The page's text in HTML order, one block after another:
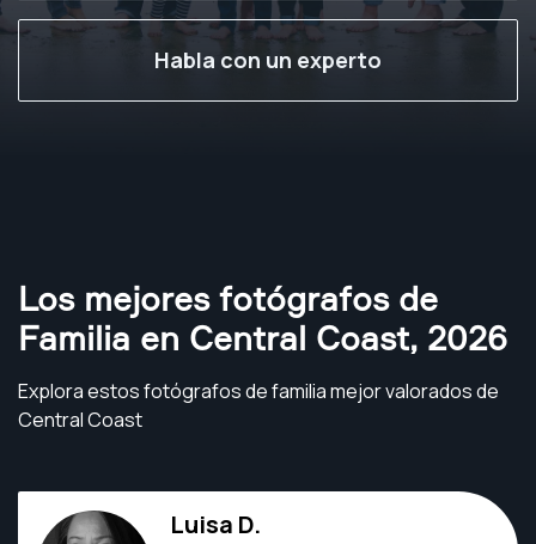
Habla con un experto
Los mejores fotógrafos de
Familia en Central Coast, 2026
Explora estos fotógrafos de familia mejor valorados de
Central Coast
Luisa D.